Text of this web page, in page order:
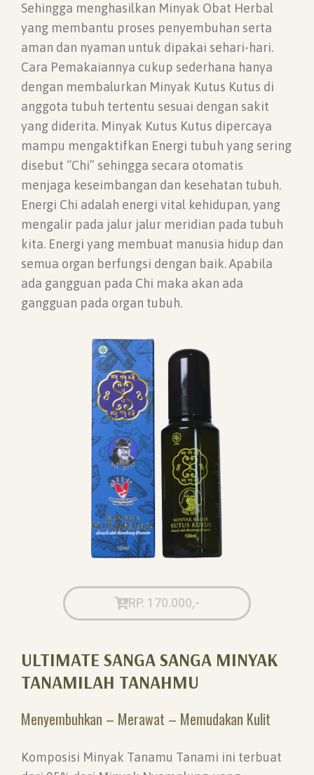
Sehingga menghasilkan Minyak Obat Herbal
yang membantu proses penyembuhan serta
aman dan nyaman untuk dipakai sehari-hari.
Cara Pemakaiannya cukup sederhana hanya
dengan membalurkan Minyak Kutus Kutus di
anggota tubuh tertentu sesuai dengan sakit
yang diderita. Minyak Kutus Kutus dipercaya
mampu mengaktifkan Energi tubuh yang sering
disebut “Chi” sehingga secara otomatis
menjaga keseimbangan dan kesehatan tubuh.
Energi Chi adalah energi vital kehidupan, yang
mengalir pada jalur jalur meridian pada tubuh
kita. Energi yang membuat manusia hidup dan
semua organ berfungsi dengan baik. Apabila
ada gangguan pada Chi maka akan ada
gangguan pada organ tubuh.
RP. 170.000,-
ULTIMATE SANGA SANGA MINYAK
TANAMILAH TANAHMU
Menyembuhkan – Merawat – Memudakan Kulit
Komposisi Minyak Tanamu Tanami ini terbuat